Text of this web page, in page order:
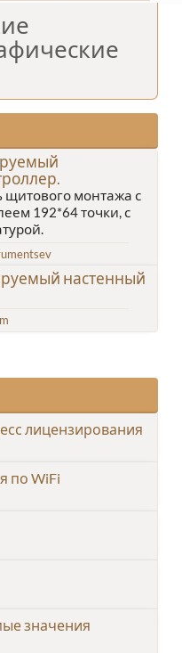
щитового монтажа с
192*64 точки, с
настенный
лицензирования
по WiFi
значения